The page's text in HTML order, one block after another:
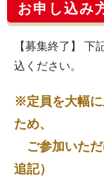
お申し込み
【募集終了】 下
込ください。
※定員を大幅に
ため、
ご参加いただ
追記）